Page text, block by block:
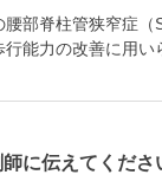
部脊柱管狭窄症（
能力の改善に用い
に伝えてくださ